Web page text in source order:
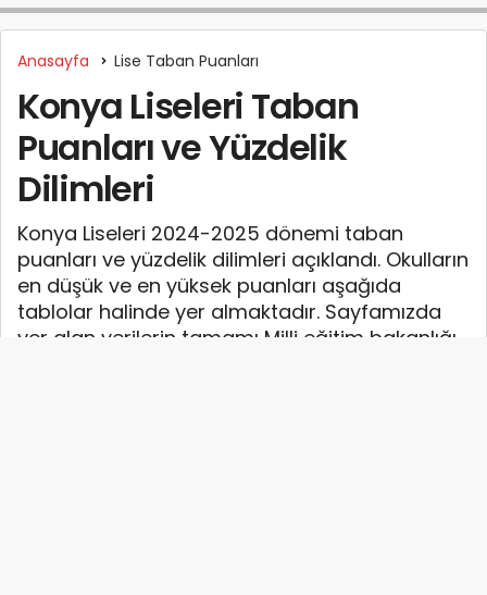
Anasayfa Lise Taban Puanları
Konya Liseleri Taban
Puanları ve Yüzdelik
Dilimleri
Konya Liseleri 2024-2025 dönemi taban
puanları ve yüzdelik dilimleri açıklandı. Okulların
en düşük ve en yüksek puanları aşağıda
tablolar halinde yer almaktadır. Sayfamızda
yer alan verilerin tamamı Milli eğitim bakanlığı